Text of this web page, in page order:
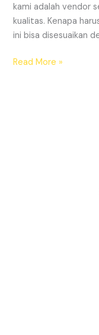
kami adalah vendor
kualitas. Kenapa
ini bisa disesuaikan
SEWA
Read More »